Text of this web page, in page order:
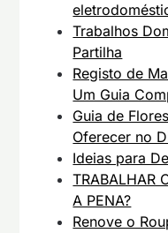
Trabalhos
Partilha
Registo de
Um Guia
Guia de
Oferecer no
Ideias para
TRABALHAR
A PENA?
Renove o